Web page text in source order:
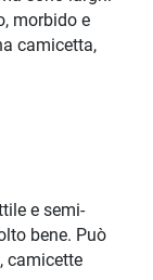
morbido e
camicetta,
e semi-
bene. Può
camicette